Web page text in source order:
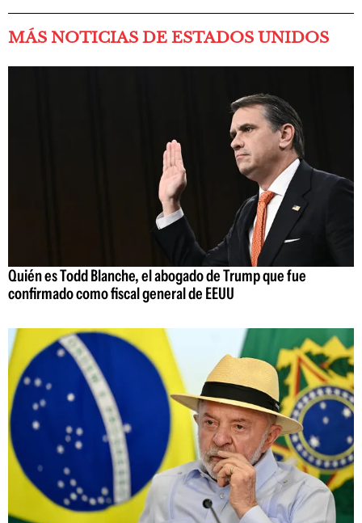
MÁS NOTICIAS DE ESTADOS UNIDOS
Quién es Todd Blanche, el abogado de Trump que fue
confirmado como fiscal general de EEUU